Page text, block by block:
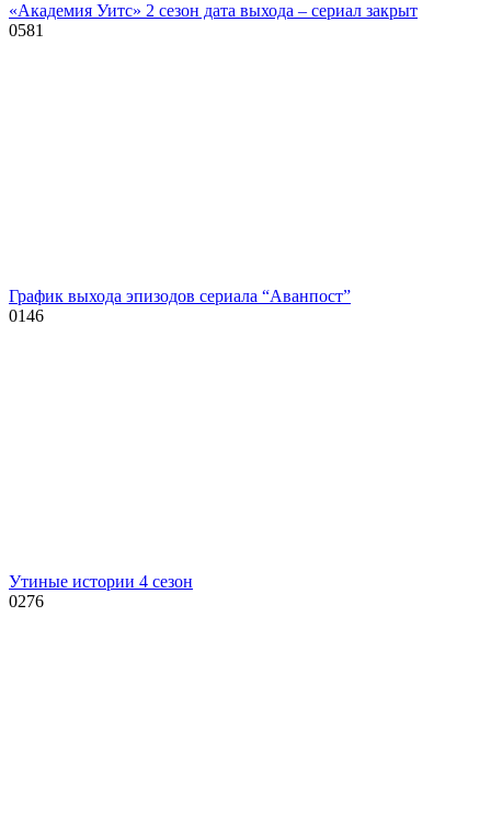
«Академия Уитс» 2 сезон дата выхода – сериал закрыт
0581
График выхода эпизодов сериала “Аванпост”
0146
Утиные истории 4 сезон
0276